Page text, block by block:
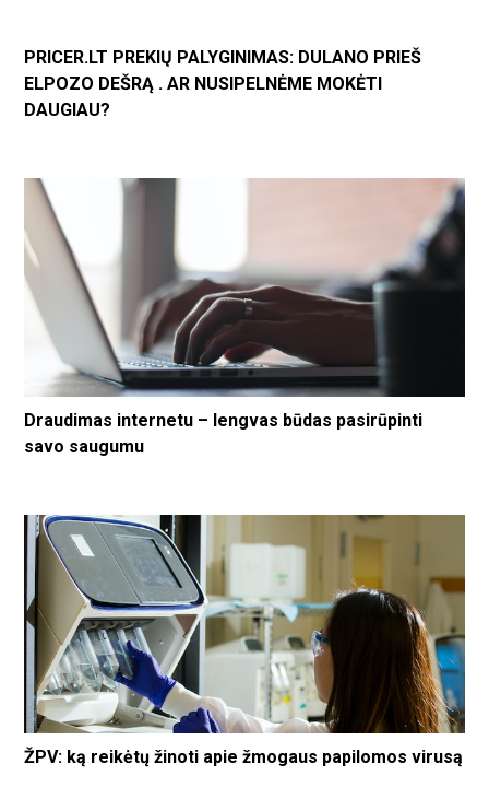
PRICER.LT PREKIŲ PALYGINIMAS: DULANO PRIEŠ
ELPOZO DEŠRĄ . AR NUSIPELNĖME MOKĖTI
DAUGIAU?
Draudimas internetu – lengvas būdas pasirūpinti
savo saugumu
ŽPV: ką reikėtų žinoti apie žmogaus papilomos virusą